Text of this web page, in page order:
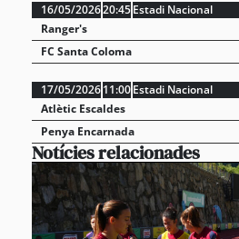
16/05/202620:45Estadi Nacional
Ranger's
FC Santa Coloma
17/05/202611:00Estadi Nacional
Atlètic Escaldes
Penya Encarnada
Notícies relacionades